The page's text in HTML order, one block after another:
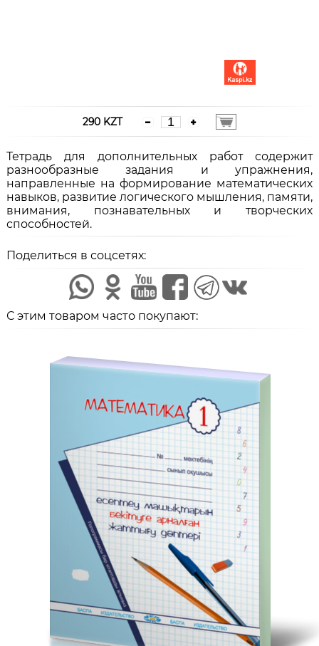
290 KZT
Тетрадь для дополнительных работ содержит
разнообразные задания и упражнения,
направленные на формирование математических
навыков, развитие логического мышления, памяти,
внимания, познавательных и творческих
способностей.
Поделиться в соцсетях:
С этим товаром часто покупают: